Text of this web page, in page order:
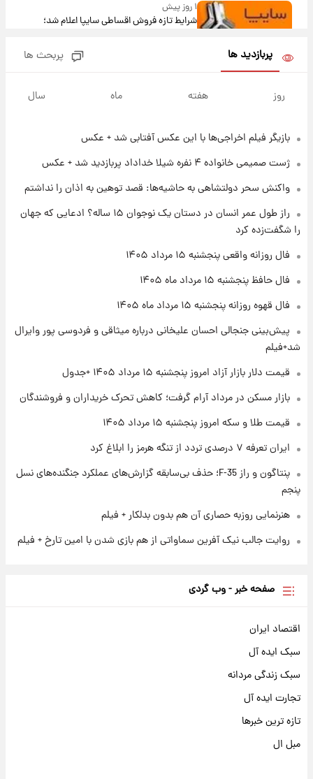
۱ روز پیش
شرایط تازه فروش اقساطی سایپا اعلام شد؛
قیمت سکه و طلا فردا
۲۰ ساعت پیش
فال قهوه روزانه پنجشنبه ۱۵ مرداد ماه ۱۴۰۵
فال روزانه واقعی پنجشنبه ۱۵ مرداد ۱۴۰۵
۱ روز پیش
۱ روز پیش
نام خودرو، مبلغ پیش پرداخت و زمان تحویل |
سود مشارکت چند درصد است؟
پربازدید ها پربحث ها
روز هفته ماه سال
بازیگر فیلم اخراجی‌ها با این عکس آفتابی شد + عکس
ژست صمیمی خانواده ۴ نفره شیلا خداداد پربازدید شد + عکس
واکنش سحر دولتشاهی به حاشیه‌ها: قصد توهین به اذان را نداشتم
راز طول عمر انسان در دستان یک نوجوان ۱۵ ساله؟ ادعایی که جهان
را شگفت‌زده کرد
فال روزانه واقعی پنجشنبه ۱۵ مرداد ۱۴۰۵
فال حافظ پنجشنبه ۱۵ مرداد ماه ۱۴۰۵
فال قهوه روزانه پنجشنبه ۱۵ مرداد ماه ۱۴۰۵
پیش‌بینی جنجالی احسان علیخانی درباره میثاقی و فردوسی پور وایرال
شد+فیلم
قیمت دلار بازار آزاد امروز پنجشنبه ۱۵ مرداد ۱۴۰۵ +جدول
بازار مسکن در مرداد آرام گرفت؛ کاهش تحرک خریداران و فروشندگان
قیمت طلا و سکه امروز پنجشنبه ۱۵ مرداد ۱۴۰۵
ایران تعرفه ۷ درصدی تردد از تنگه هرمز را ابلاغ کرد
پنتاگون و راز F-35؛ حذف بی‌سابقه گزارش‌های عملکرد جنگنده‌های نسل
پنجم
هنرنمایی روزبه حصاری آن هم بدون بدلکار + فیلم
روایت جالب نیک آفرین سماواتی از هم بازی شدن با امین تارخ + فیلم
صفحه خبر - وب گردی
اقتصاد ایران
سبک ایده آل
سبک زندگی مردانه
تجارت ایده آل
تازه ترین خبرها
مبل ال